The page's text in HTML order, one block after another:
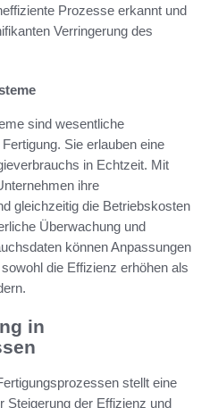
Prozesse erkannt und
Verringerung des
sind wesentliche
Sie erlauben eine
in Echtzeit. Mit
ihre
gleichzeitig die Betriebskosten
Überwachung und
können Anpassungen
die Effizienz erhöhen als
in
stellt eine
Steigerung der Effizienz und